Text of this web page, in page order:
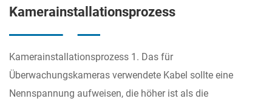
Kamerainstallationsprozess
Kamerainstallationsprozess 1. Das für
Überwachungskameras verwendete Kabel sollte eine
Nennspannung aufweisen, die höher ist als die